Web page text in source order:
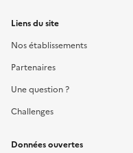
Liens du site
Nos établissements
Partenaires
Une question ?
Challenges
Données ouvertes